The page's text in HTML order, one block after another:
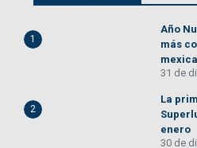
1
Año
más
31 de
2
La
enero
30 de